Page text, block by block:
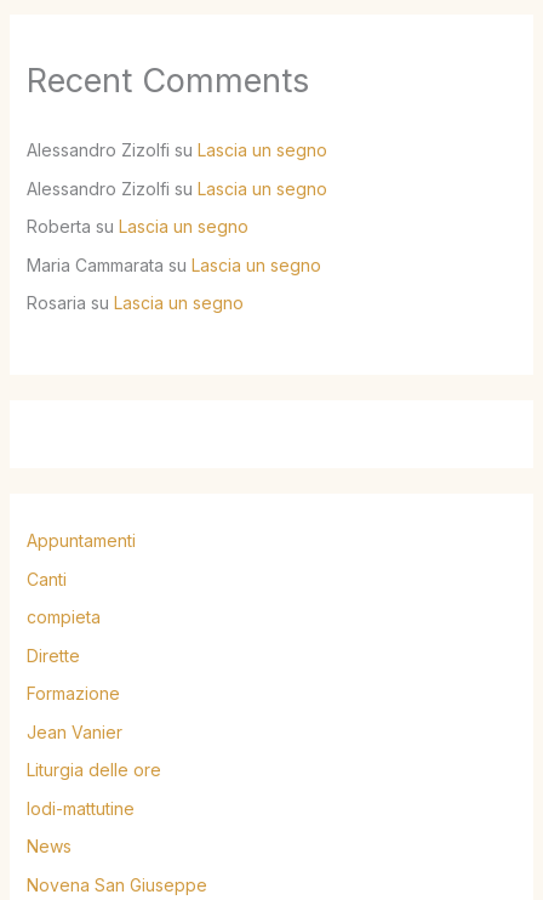
Recent Comments
Alessandro Zizolfi su Lascia un segno
Alessandro Zizolfi su Lascia un segno
Roberta su Lascia un segno
Maria Cammarata su Lascia un segno
Rosaria su Lascia un segno
Appuntamenti
Canti
compieta
Dirette
Formazione
Jean Vanier
Liturgia delle ore
lodi-mattutine
News
Novena San Giuseppe